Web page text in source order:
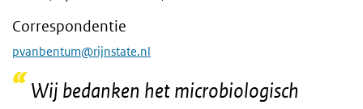
Correspondentie
pvanbentum@rijnstate.nl
Wij bedanken het microbiologisch